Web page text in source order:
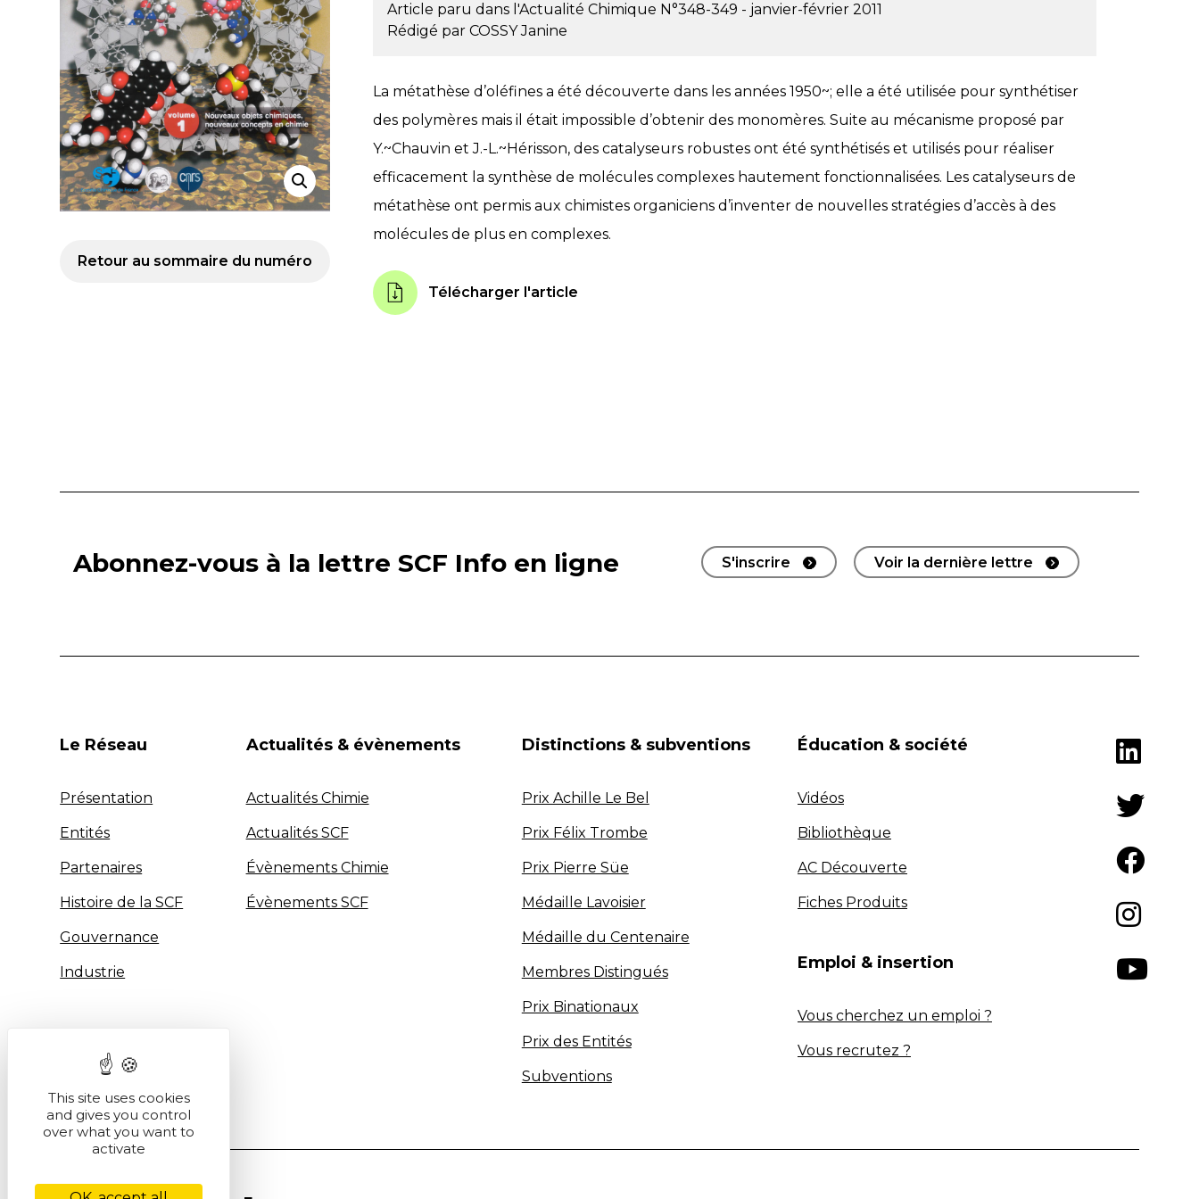
Retour au sommaire du numéro
Article paru dans l'Actualité Chimique N°348-349 - janvier-février 2011
Rédigé par COSSY Janine
La métathèse d’oléfines a été découverte dans les années 1950~; elle a été utilisée pour synthétiser
des polymères mais il était impossible d’obtenir des monomères. Suite au mécanisme proposé par
Y.~Chauvin et J.-L.~Hérisson, des catalyseurs robustes ont été synthétisés et utilisés pour réaliser
efficacement la synthèse de molécules complexes hautement fonctionnalisées. Les catalyseurs de
métathèse ont permis aux chimistes organiciens d’inventer de nouvelles stratégies d’accès à des
molécules de plus en complexes.
Télécharger l'article
Abonnez-vous à la lettre SCF Info en ligne S'inscrire Voir la dernière lettre
Le Réseau
Présentation
Entités
Partenaires
Histoire de la SCF
Gouvernance
Industrie
Actualités & évènements
Actualités Chimie
Actualités SCF
Évènements Chimie
Évènements SCF
Distinctions & subventions
Prix Achille Le Bel
Prix Félix Trombe
Prix Pierre Süe
Médaille Lavoisier
Médaille du Centenaire
Membres Distingués
Prix Binationaux
Prix des Entités
Subventions
Éducation & société
Vidéos
Bibliothèque
AC Découverte
Fiches Produits
Emploi & insertion
Vous cherchez un emploi ?
Vous recrutez ?
This site uses cookies
and gives you control
over what you want to
activate